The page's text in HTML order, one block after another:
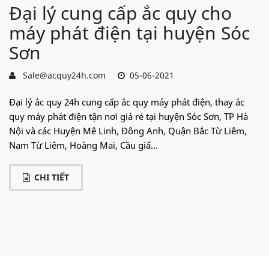
Đại lý cung cấp ắc quy cho
máy phát điện tại huyện Sóc
Sơn
Sale@acquy24h.com 05-06-2021
Đại lý ắc quy 24h cung cấp ắc quy máy phát điện, thay ắc
quy máy phát điện tận nơi giá rẻ tại huyện Sóc Sơn, TP Hà
Nội và các Huyện Mê Linh, Đông Anh, Quận Bắc Từ Liêm,
Nam Từ Liêm, Hoàng Mai, Cầu giấ...
CHI TIẾT